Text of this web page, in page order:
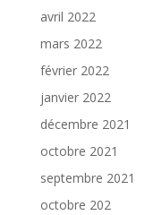
avril 2022
mars 2022
février 2022
janvier 2022
décembre 2021
octobre 2021
septembre 2021
octobre 202